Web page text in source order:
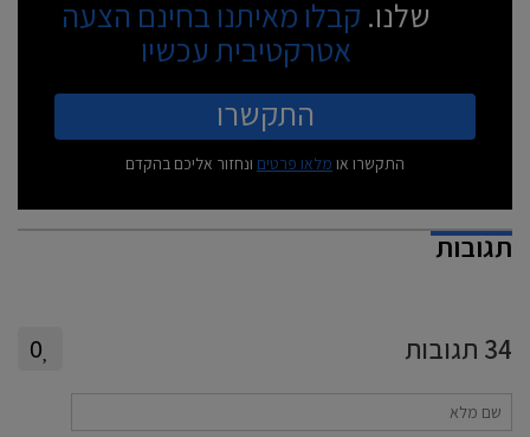
שלנו. קבלו מאיתנו בחינם הצעה
אטרקטיבית עכשיו
התקשרו
התקשרו או מלאו פרטים ונחזור אליכם בהקדם
תגובות
34 תגובות 0